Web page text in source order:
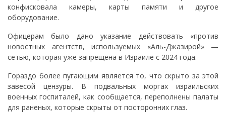
конфисковала камеры, карты памяти и другое
оборудование.
Офицерам было дано указание действовать «против
новостных агентств, используемых «Аль-Джазирой» —
сетью, которая уже запрещена в Израиле с 2024 года.
Гораздо более пугающим является то, что скрыто за этой
завесой цензуры. В подвальных моргах израильских
военных госпиталей, как сообщается, переполнены палаты
для раненых, которые скрыты от посторонних глаз.